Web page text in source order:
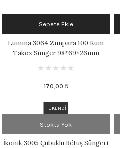
Sepete Ekle
Lumina 3064 Zımpara 100 Kum
Takoz Sünger 98*69*26mm
170,00 ₺
TÜKENDİ
Stokta Yok
İkonik 3005 Çubuklu Rötuş Süngeri